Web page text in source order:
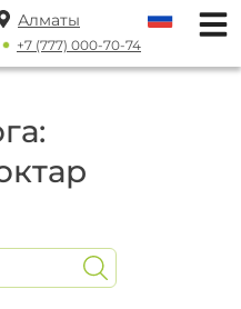
Алматы
+7 (777) 000-70-74